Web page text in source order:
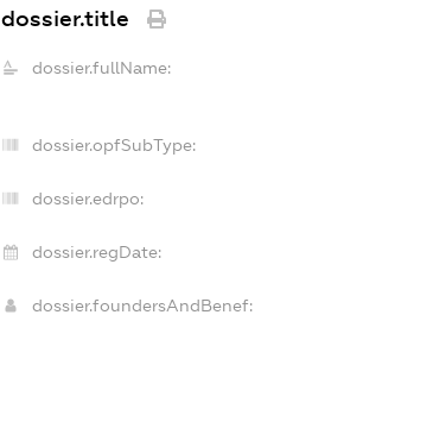
dossier.title
dossier.fullName:
dossier.opfSubType:
dossier.edrpo:
dossier.regDate:
dossier.foundersAndBenef: